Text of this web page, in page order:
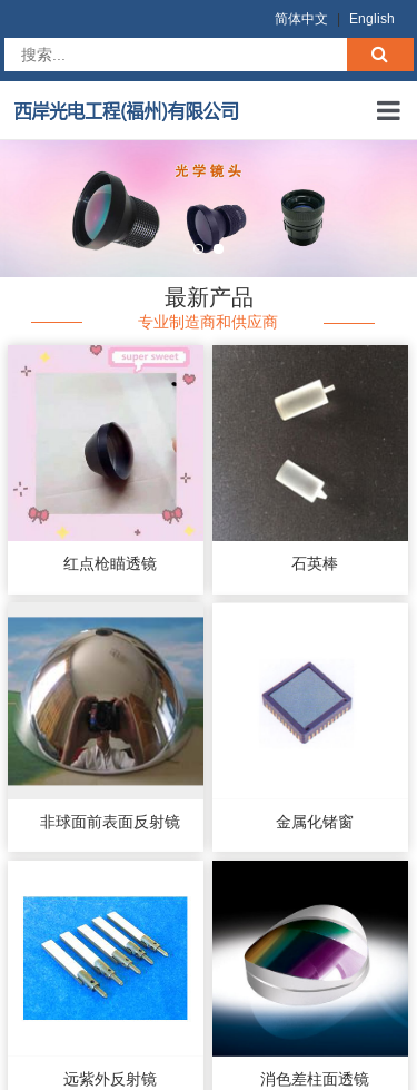
简体中文 English
商业
专业制造商和供应商
最新产品
红点枪瞄透镜 石英棒
非球面前表面反射镜 金属化锗窗
远紫外反射镜 消色差柱面透镜